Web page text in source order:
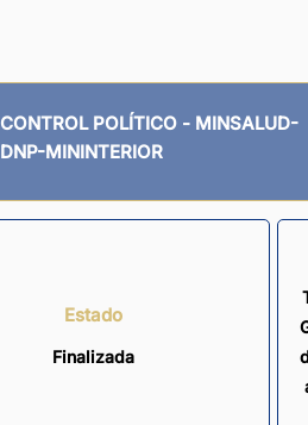
CONTROL POLÍTICO - MINSALUD-
DNP-MININTERIOR
Estado
Finalizada